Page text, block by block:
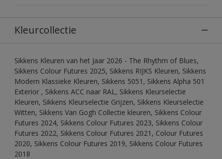
Kleurcollectie
Sikkens Kleuren van het Jaar 2026 - The Rhythm of Blues,
Sikkens Colour Futures 2025, Sikkens RIJKS Kleuren, Sikkens
Modern Klassieke Kleuren, Sikkens 5051, Sikkens Alpha 501
Exterior , Sikkens ACC naar RAL, Sikkens Kleurselectie
Kleuren, Sikkens Kleurselectie Grijzen, Sikkens Kleurselectie
Witten, Sikkens Van Gogh Collectie kleuren, Sikkens Colour
Futures 2024, Sikkens Colour Futures 2023, Sikkens Colour
Futures 2022, Sikkens Colour Futures 2021, Colour Futures
2020, Sikkens Colour Futures 2019, Sikkens Colour Futures
2018